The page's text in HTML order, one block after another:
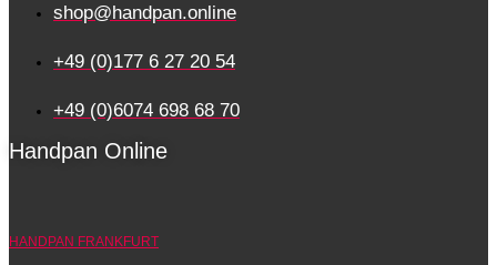
shop@handpan.online
+49 (0)177 6 27 20 54
+49 (0)6074 698 68 70
Handpan Online
HANDPAN FRANKFURT